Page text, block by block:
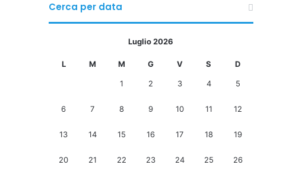
Cerca per data
Luglio 2026
L M M G V S D
1 2 3 4 5
6 7 8 9 10 11 12
13 14 15 16 17 18 19
20 21 22 23 24 25 26